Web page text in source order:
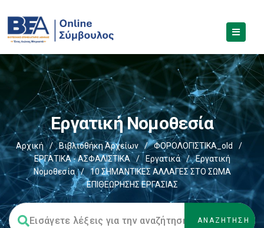
Εργατική Νομοθεσία
Αρχική / Βιβλιοθήκη Αρχείων / ΦΟΡΟΛΟΓΙΣΤΙΚΑ_old
/
ΕΡΓΑΤΙΚΑ - ΑΣΦΑΛΙΣΤΙΚΑ
/ Εργατικά /
Εργατική
Νομοθεσία
/
10 ΣΗΜΑΝΤΙΚΕΣ ΑΛΛΑΓΕΣ ΣΤΟ ΣΩΜΑ
ΕΠΙΘΕΩΡΗΣΗΣ ΕΡΓΑΣΙΑΣ